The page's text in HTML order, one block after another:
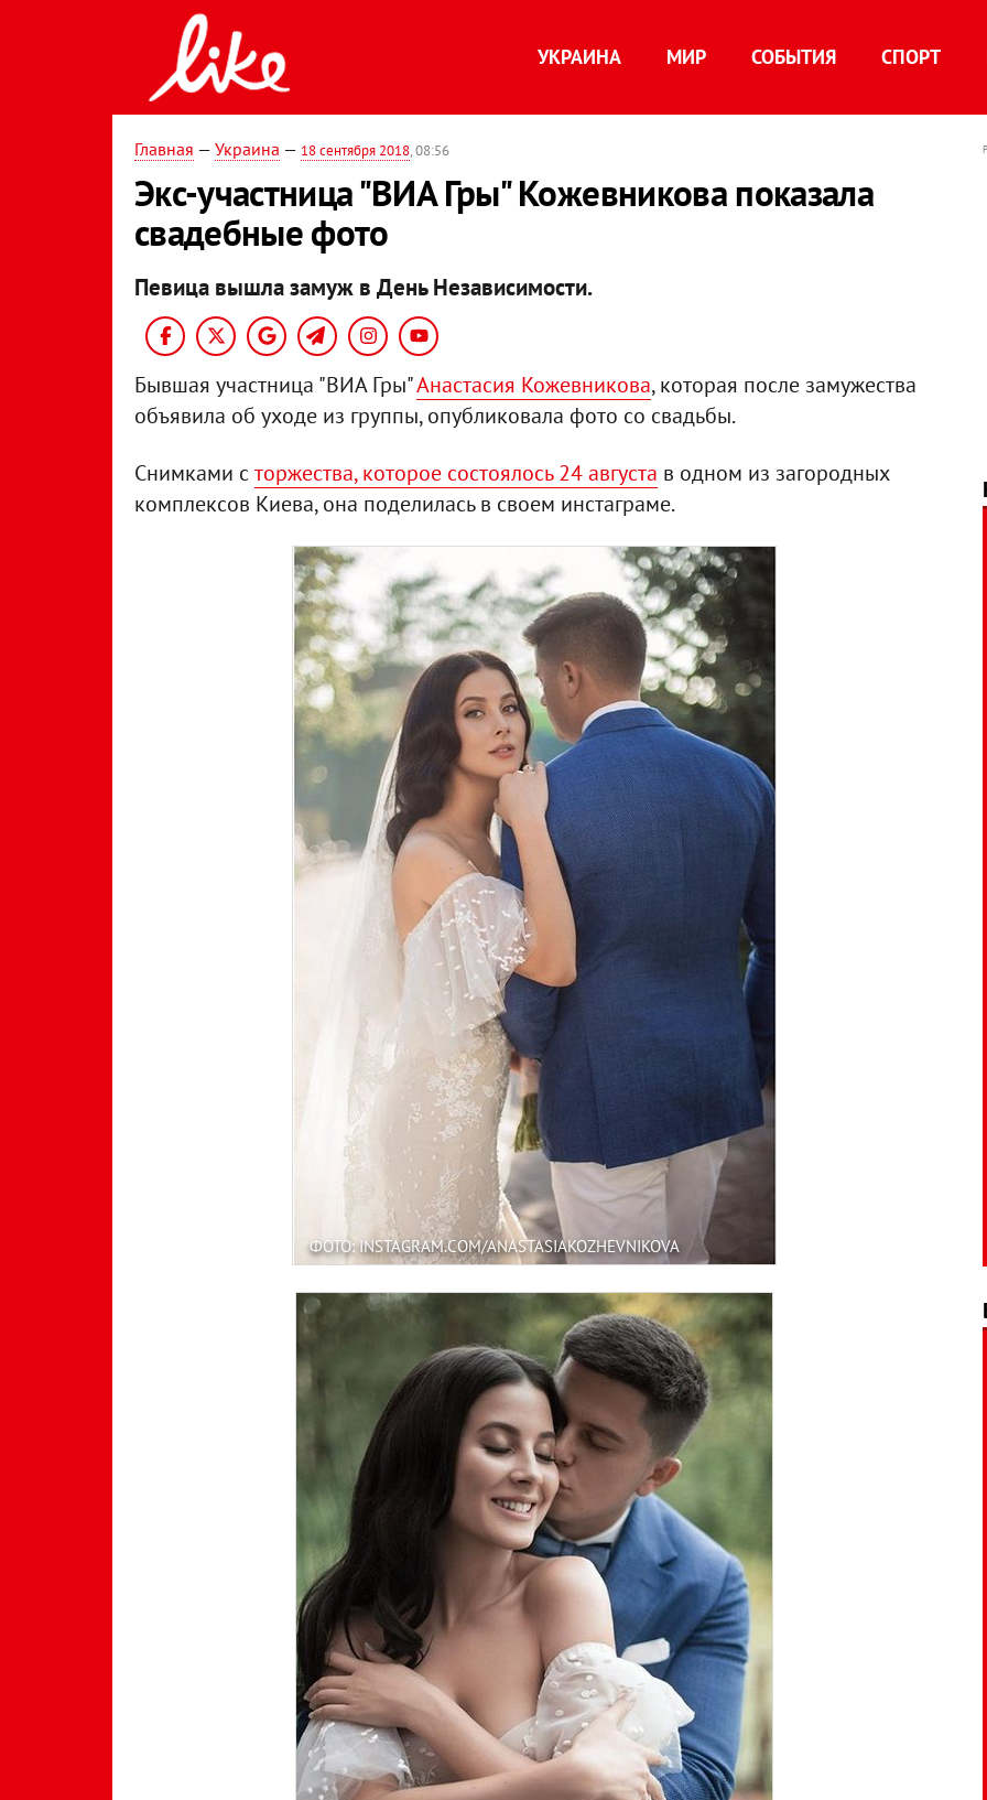
УКРАИНА МИР СОБЫТИЯ СПОРТ
Главная — Украина — 18 сентября 2018, 08:56
Экс-участница "ВИА Гры" Кожевникова показала
свадебные фото
Певица вышла замуж в День Независимости.
Бывшая участница "ВИА Гры"Анастасия Кожевникова, которая после замужества
объявила об уходе из группы, опубликовала фото со свадьбы.
Снимками сторжества, которое состоялось 24 августа в одном из загородных
комплексов Киева, она поделилась в своем инстаграме.
ФОТО: INSTAGRAM.COM/ANASTASIAKOZHEVNIKOVA